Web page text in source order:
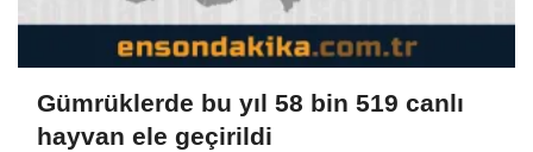
Gümrüklerde bu yıl 58 bin 519 canlı
hayvan ele geçirildi